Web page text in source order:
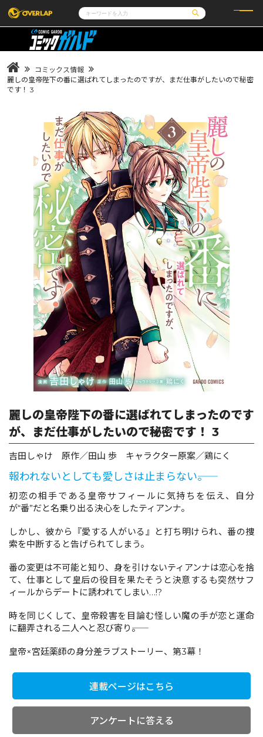
コミック
LiQulle
ラブパルフェ
ライトノベル
ロサージュノベルス
その他 通販・NEWS
会社概要
採用情報
アクセス
オーバーラップホールディングス
お問い合わせはこちら
オーバーラップ文庫
オーバーラップノベルス
オーバーラップノベルスf
ロサージュノベルス
コミックガルド
リキューレ
コミックパルフェ
コミックエッセイ
閉じる
コミックス情報
麗しの皇帝陛下の番に選ばれてしまったのですが、まだ仕事がしたいので秘密
です！ 3
麗しの皇帝陛下の番に選ばれてしまったのです
が、まだ仕事がしたいので秘密です！ 3
吉田しゃけ 原作／田山 歩 キャラクター原案／鶏にく
報われないとしても愛しさは止まらない――。
初恋の相手である皇帝サフィールに気持ちを伝え、自分
が“番”だと名乗り出る決心をしたティアンナ。
しかし、彼から『愛する人がいる』と打ち明けられ、番の捜
索を中断すると告げられてしまう。
番の変更は不可能と知り、身を引けないティアンナは恋心を捨
て、仕事として皇后の役目を果たそうと決意するも突然サフ
ィールからデートに誘われてしまい…!?
時を同じくして、皇帝殺害を目論む怪しい魔の手が恋と運命
に翻弄される二人へと忍び寄り――。
皇帝×宮廷薬師の身分差ラブストーリー、第3幕！
連載ページはこちら
アンケートに答える